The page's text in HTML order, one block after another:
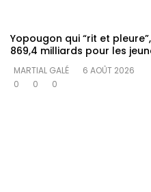
Yopougon qui “rit et
869,4 milliards pour les
MARTIAL GALÉ
6 AOÛT 2026
0
0 0